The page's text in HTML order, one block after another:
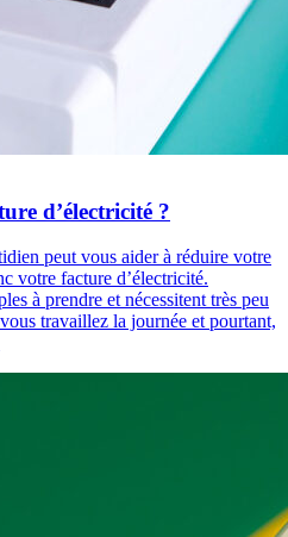
d’électricité ?
peut vous aider à réduire votre
votre facture d’électricité.
à prendre et nécessitent très peu
travaillez la journée et pourtant,